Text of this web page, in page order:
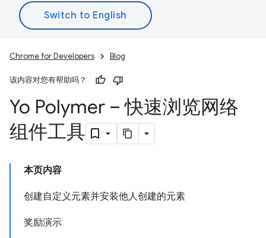
Chrome for Developers Blog
该内容对您有帮助吗？
Yo Polymer – 快速浏览网络
组件工具
本页内容
创建自定义元素并安装他人创建的元素
奖励演示